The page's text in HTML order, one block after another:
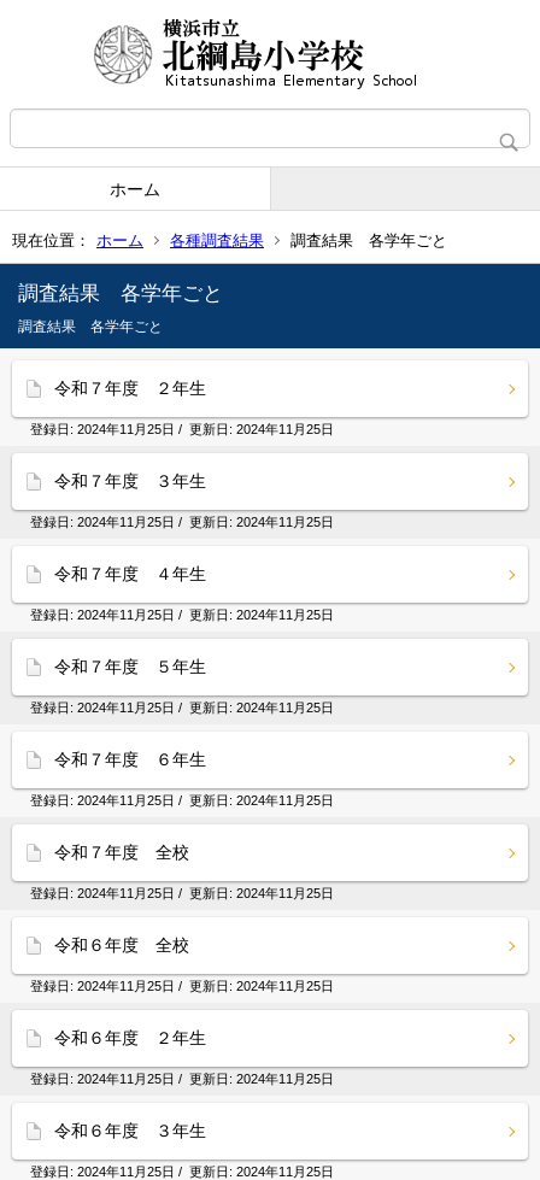
ホーム
現在位置： ホーム 各種調査結果 調査結果 各学年ごと
調査結果 各学年ごと
調査結果 各学年ごと
令和７年度 ２年生
登録日: 2024年11月25日 / 更新日: 2024年11月25日
令和７年度 ３年生
登録日: 2024年11月25日 / 更新日: 2024年11月25日
令和７年度 ４年生
登録日: 2024年11月25日 / 更新日: 2024年11月25日
令和７年度 ５年生
登録日: 2024年11月25日 / 更新日: 2024年11月25日
令和７年度 ６年生
登録日: 2024年11月25日 / 更新日: 2024年11月25日
令和７年度 全校
登録日: 2024年11月25日 / 更新日: 2024年11月25日
令和６年度 全校
登録日: 2024年11月25日 / 更新日: 2024年11月25日
令和６年度 ２年生
登録日: 2024年11月25日 / 更新日: 2024年11月25日
令和６年度 ３年生
登録日: 2024年11月25日 / 更新日: 2024年11月25日